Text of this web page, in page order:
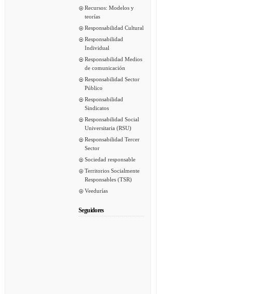
Recursos: Modelos y
teorías
Responsabilidad Cultural
Responsabilidad
Individual
Responsabilidad Medios
de comunicación
Responsabilidad Sector
Público
Responsabilidad
Sindicatos
Responsabilidad Social
Universitaria (RSU)
Responsabilidad Tercer
Sector
Sociedad responsable
Territorios Socialmente
Responsables (TSR)
Veedurías
Seguidores